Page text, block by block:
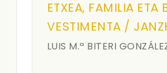
ETXEA, FAMILIA ETA
VESTIMENTA /
LUIS M.ª BITERI